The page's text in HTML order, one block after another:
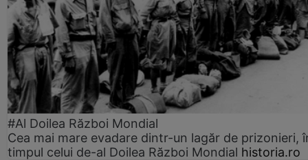
#Al Doilea Război Mondial
Cea mai mare evadare dintr-un lagăr de prizonieri,
timpul celui de-al Doilea Război Mondial historia.ro